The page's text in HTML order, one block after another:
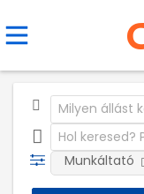
Munkáltató